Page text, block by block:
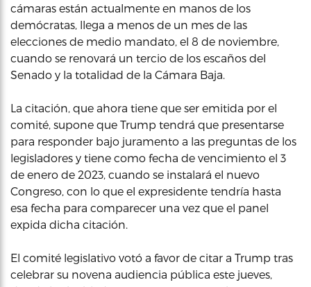
cámaras están actualmente en manos de los
demócratas, llega a menos de un mes de las
elecciones de medio mandato, el 8 de noviembre,
cuando se renovará un tercio de los escaños del
Senado y la totalidad de la Cámara Baja.
La citación, que ahora tiene que ser emitida por el
comité, supone que Trump tendrá que presentarse
para responder bajo juramento a las preguntas de los
legisladores y tiene como fecha de vencimiento el 3
de enero de 2023, cuando se instalará el nuevo
Congreso, con lo que el expresidente tendría hasta
esa fecha para comparecer una vez que el panel
expida dicha citación.
El comité legislativo votó a favor de citar a Trump tras
celebrar su novena audiencia pública este jueves,